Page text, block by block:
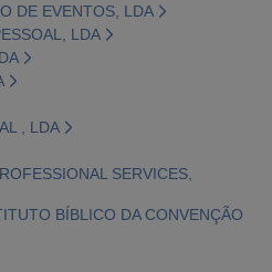
DE EVENTOS, LDA
LDA
, LDA
SERVICES,
BÍBLICO DA CONVENÇÃO